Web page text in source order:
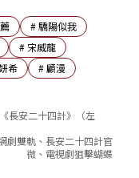
#驕陽似我
# 宋威龍
希 #顧漫
長安二十四計》（左
劇雙軌、長安二十四計官
微、電視劇狙擊蝴蝶